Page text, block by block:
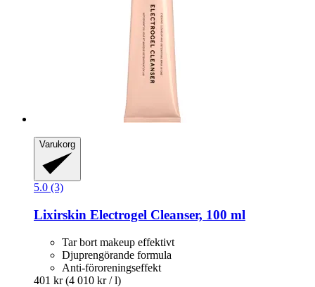
Varukorg
5.0 (3)
Lixirskin Electrogel Cleanser, 100 ml
Tar bort makeup effektivt
Djuprengörande formula
Anti-föroreningseffekt
401 kr (4 010 kr / l)